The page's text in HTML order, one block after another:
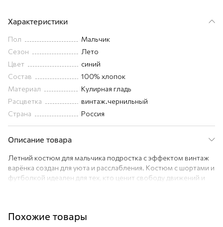
Характеристики
Пол
Мальчик
Сезон
Лето
Цвет
синий
Состав
100% хлопок
Материал
Кулирная гладь
Расцветка
винтаж.чернильный
Страна
Россия
Описание товара
Летний костюм для мальчика подростка с эффектом винтаж
варёнка создан для уюта и расслабления. Костюм с шортами и
футболкой идеален для тех, кто ценит свободу движений и
(плотность 190 г/м²);
Похожие товары